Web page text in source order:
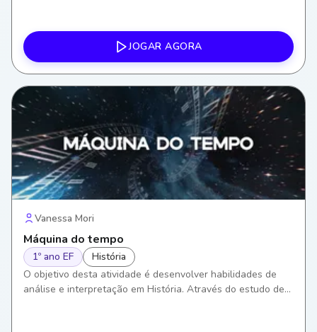
JOGAR AGORA
Vanessa Mori
Máquina do tempo
1º ano EF
História
O objetivo desta atividade é desenvolver habilidades de
análise e interpretação em História. Através do estudo de